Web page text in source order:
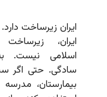
ایران زیرساخت
ایران،
اسلامی نیست.
سادگی. حتی اگر
بیمارستان، مدرسه